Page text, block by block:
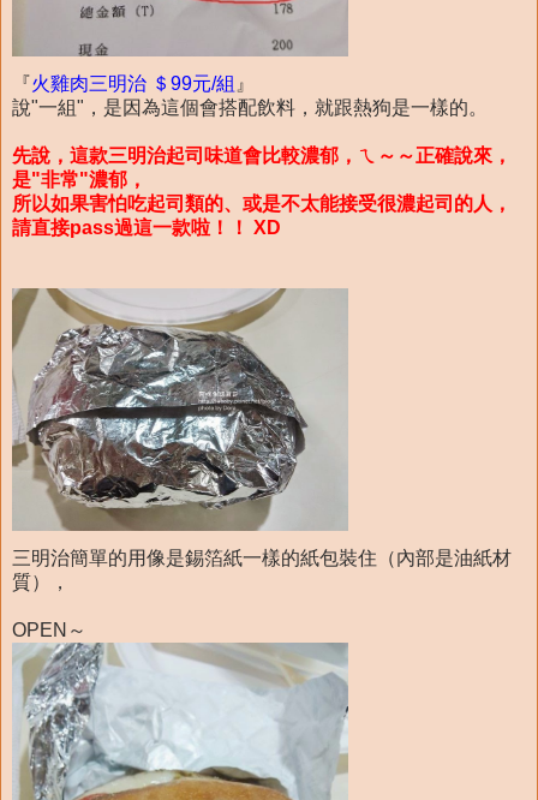
『火雞肉三明治 ＄99元/組 』
說"一組"，是因為這個會搭配飲料，就跟熱狗是一樣的。
先說，這款三明治起司味道會比較濃郁，ㄟ～～正確說來，
是"非常"濃郁，
所以如果害怕吃起司類的、或是不太能接受很濃起司的人，
請直接pass過這一款啦！！ XD
三明治簡單的用像是錫箔紙一樣的紙包裝住（內部是油紙材
質），
OPEN～